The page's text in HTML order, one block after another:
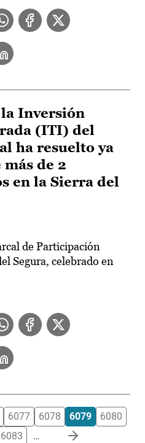
Inversión
(ITI) del
ha resuelto ya
de 2
en la Sierra del
de Participación
Segura, celebrado en
6077 6078 6079
6080
6083 …